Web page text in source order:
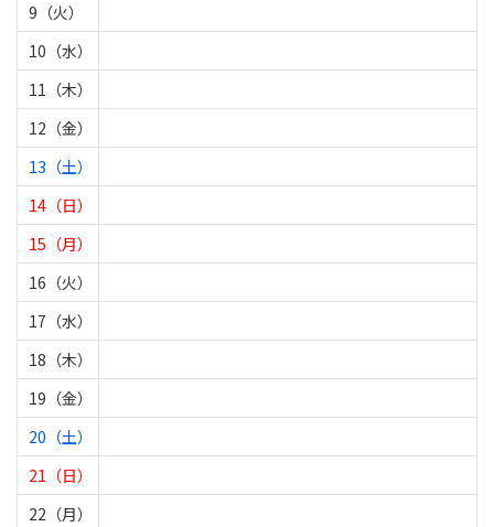
9（火）
10（水）
11（木）
12（金）
13（土）
14（日）
15（月）
16（火）
17（水）
18（木）
19（金）
20（土）
21（日）
22（月）